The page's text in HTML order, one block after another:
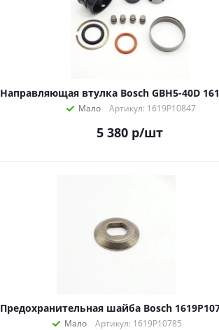
Направляющая втулка Bosch GBH5-40D
Мало Артикул: 1619P10847
5 380 р/шт
Предохранительная шайба Bosch
Мало Артикул: 1619P10785